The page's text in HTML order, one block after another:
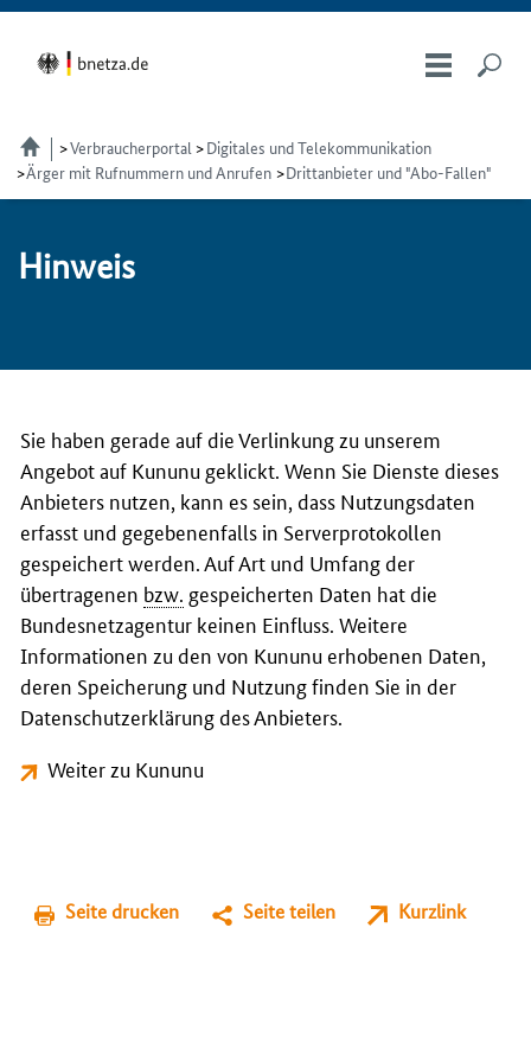
Verbraucherportal
Digitales und Telekommunikation
Ärger mit Rufnummern und Anrufen
Drittanbieter und "Abo-Fallen"
Hin­weis
Sie haben gerade auf die Verlinkung zu unserem
Angebot auf Kununu geklickt. Wenn Sie Dienste dieses
Anbieters nutzen, kann es sein, dass Nutzungsdaten
erfasst und gegebenenfalls in Serverprotokollen
gespeichert werden. Auf Art und Umfang der
übertragenen bzw. gespeicherten Daten hat die
Bundesnetzagentur keinen Einfluss. Weitere
Informationen zu den von Kununu erhobenen Daten,
deren Speicherung und Nutzung finden Sie in der
Datenschutzerklärung des Anbieters.
Weiter zu Kununu
Seite drucken Seite teilen Kurzlink